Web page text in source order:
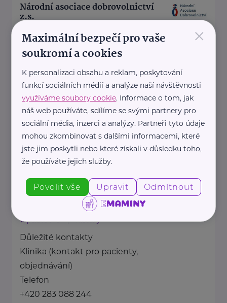
Národní asociace dobrovolnictví
z.s.
Kaznějovská 1517/51
z.s. je zastřešující dobrovolnou,
nepolitickou organizací.
Spojujeme dobrovolnické ...
www.nadobrovolnictvi.cz
+420 606 512 905
info@nadobrovolnictvi.cz
Národní ústav duševního zdraví
Topolová 748 Klecany
Důležité kontakty
Klinika (kontakt pro pacienty,
objednávání)
Telefon
+420 283 088 244
×
Maximální bezpečí pro vaše
soukromí a cookies
K personalizaci obsahu a reklam, poskytování
funkcí sociálních médií a analýze naší návštěvnosti
využíváme soubory cookie. Informace o tom, jak
náš web používáte, sdílíme se svými partnery pro
sociální média, inzerci a analýzy. Partneři tyto údaje
mohou zkombinovat s dalšími informacemi, které
jste jim poskytli nebo které získali v důsledku toho,
že používáte jejich služby.
Povolit vše Upravit Odmítnout